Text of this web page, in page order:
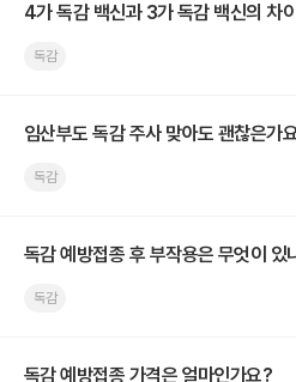
4가 독감 백신과 3가 독감 백신의 차
독감
임산부도 독감 주사 맞아도 괜찮은가
독감
독감 예방접종 후 부작용은 무엇이 있
독감
독감 예방접종 가격은 얼마인가요?